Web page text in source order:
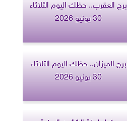
برج العقرب.. حظك اليوم الثلاثاء
30 يونيو 2026
برج الميزان.. حظك اليوم الثلاثاء
30 يونيو 2026